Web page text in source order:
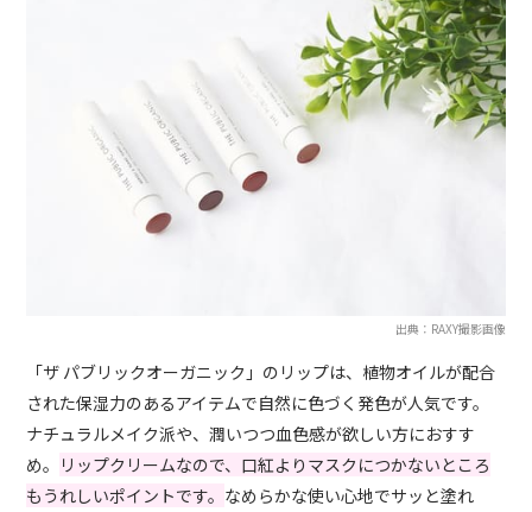
出典：RAXY撮影画像
「ザ パブリックオーガニック」のリップは、植物オイルが配合
された保湿力のあるアイテムで自然に色づく発色が人気です。
ナチュラルメイク派や、潤いつつ血色感が欲しい方におすす
め。 リップクリームなので、口紅よりマスクにつかないところ
もうれしいポイントです。 なめらかな使い心地でサッと塗れ